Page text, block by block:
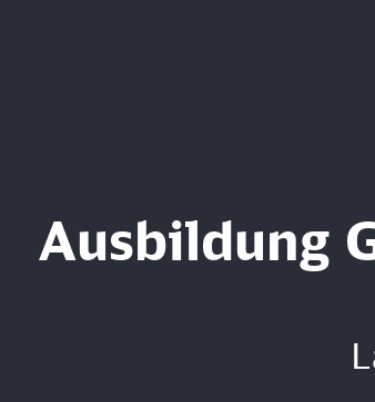
Ausbildung